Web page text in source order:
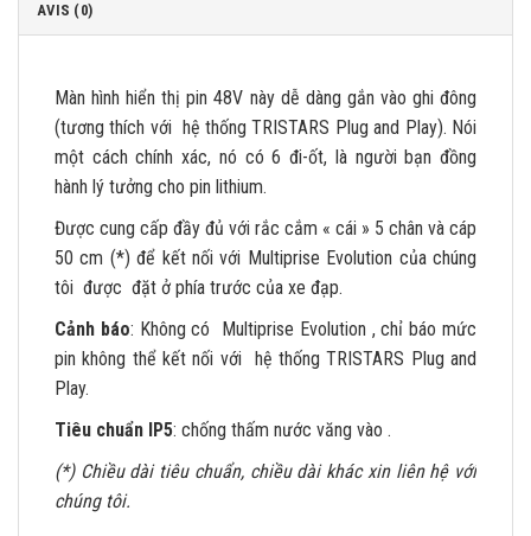
AVIS (0)
Màn hình hiển thị pin 48V này dễ dàng gắn vào ghi đông
(tương thích với hệ thống TRISTARS Plug and Play). Nói
một cách chính xác, nó có 6 đi-ốt, là người bạn đồng
hành lý tưởng cho pin lithium.
Được cung cấp đầy đủ với rắc cắm « cái » 5 chân và cáp
50 cm (*) để kết nối với Multiprise Evolution của chúng
tôi được đặt ở phía trước của xe đạp.
Cảnh báo: Không có Multiprise Evolution , chỉ báo mức
pin không thể kết nối với hệ thống TRISTARS Plug and
Play.
Tiêu chuẩn IP5: chống thấm nước văng vào .
(*) Chiều dài tiêu chuẩn, chiều dài khác xin liên hệ với
chúng tôi.